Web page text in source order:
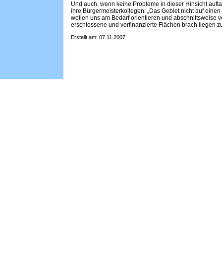
Und auch, wenn keine Probleme in dieser Hinsicht
ihre Bürgermeisterkollegen: „Das Gebiet nicht auf
wollen uns am Bedarf orientieren und abschnittsweise
erschlossene und vorfinanzierte Flächen brach liegen
Erstellt am: 07.11.2007